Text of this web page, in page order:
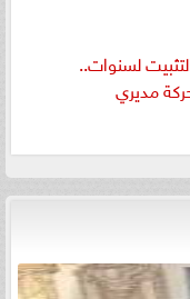
لسنوات..
مديري